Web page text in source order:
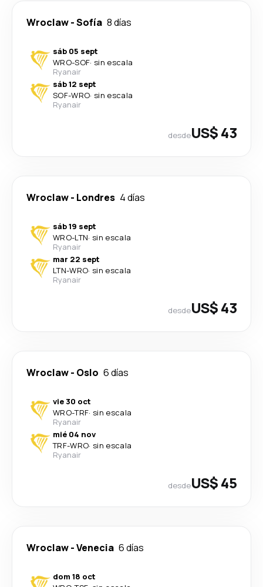
Wroclaw-Sofía 8 días
sáb 05 sept
WRO-SOF· sin escala
Ryanair
sáb 12 sept
SOF-WRO· sin escala
Ryanair
desdeUS$ 43
Wroclaw- Londres 4 días
sáb 19 sept
WRO-LTN· sin escala
Ryanair
mar 22 sept
LTN-WRO· sin escala
Ryanair
desdeUS$ 43
Wroclaw- Oslo 6 días
vie 30 oct
WRO-TRF· sin escala
Ryanair
mié 04 nov
TRF-WRO· sin escala
Ryanair
desdeUS$ 45
Wroclaw-Venecia 6 días
dom 18 oct